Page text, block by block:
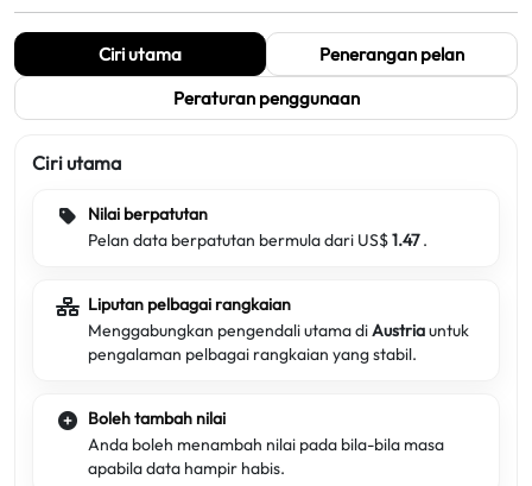
Ciri utama
Penerangan pelan
Peraturan penggunaan
Ciri utama
Nilai berpatutan
Pelan data berpatutan bermula dari US$1.47.
Liputan pelbagai rangkaian
Menggabungkan pengendali utama diAustriauntuk
pengalaman pelbagai rangkaian yang stabil.
Boleh tambah nilai
Anda boleh menambah nilai pada bila-bila masa
apabila data hampir habis.